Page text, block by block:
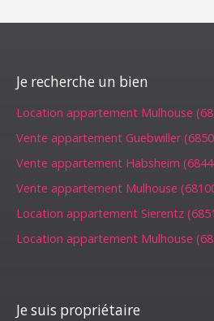
Je recherche un bien
Location appartement Mulhouse
Vente appartement Guebwiller
Vente appartement Habsheim
Vente appartement Mulhouse
Location appartement Sierentz
Location appartement Mulhouse
Je suis propriétaire